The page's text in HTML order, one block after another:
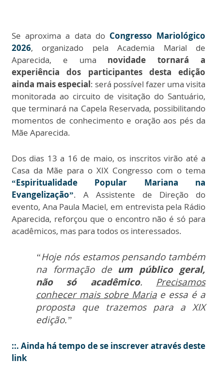
Se aproxima a data do Congresso Mariológico
2026, organizado pela Academia Marial de
Aparecida, e uma novidade tornará a
experiência dos participantes desta edição
ainda mais especial: será possível fazer uma visita
monitorada ao circuito de visitação do Santuário,
que terminará na Capela Reservada, possibilitando
momentos de conhecimento e oração aos pés da
Mãe Aparecida.
Dos dias 13 a 16 de maio, os inscritos virão até a
Casa da Mãe para o XIX Congresso com o tema
“Espiritualidade Popular Mariana na
Evangelização”. A Assistente de Direção do
evento, Ana Paula Maciel, em entrevista pela Rádio
Aparecida, reforçou que o encontro não é só para
acadêmicos, mas para todos os interessados.
“Hoje nós estamos pensando também
na formação de um público geral,
não só acadêmico. Precisamos
conhecer mais sobre Mariae essa é a
proposta que trazemos para a XIX
edição.”
::. Ainda há tempo de se inscrever através deste
link